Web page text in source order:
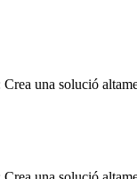
una solució